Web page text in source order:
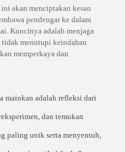
akan menciptakan kesan
pendengar ke dalam
Kuncinya adalah menjaga
tidak menutupi keindahan
memperkaya dan
mainkan adalah refleksi dari
dan temukan
paling unik serta menyentuh,